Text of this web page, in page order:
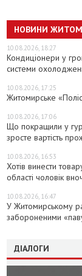
НОВИНИ
10.08.2026, 18:27
Кондиціонери у
системи
10.08.2026, 17:25
Житомирське
10.08.2026, 17:06
Що покращили у
зросте вартість
10.08.2026, 16:53
Хотів винести
області чоловік
10.08.2026, 16:47
У Житомирському
забороненими
ДІАЛОГИ